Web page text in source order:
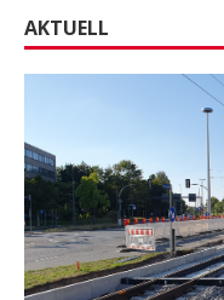
AKTUELL